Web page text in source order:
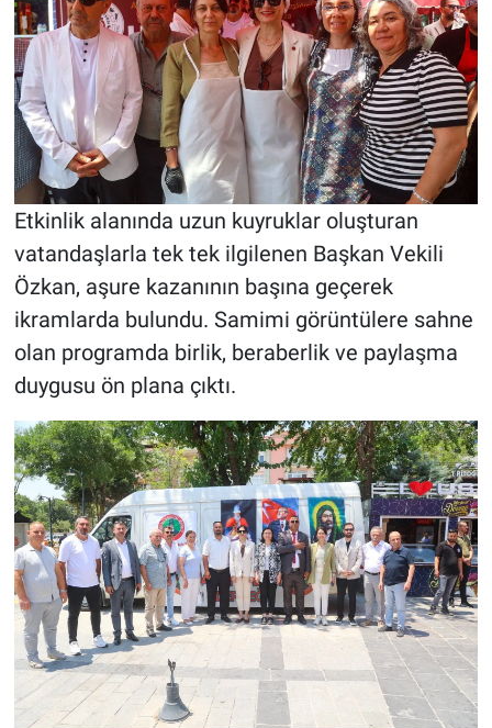
Etkinlik alanında uzun kuyruklar oluşturan
vatandaşlarla tek tek ilgilenen Başkan Vekili
Özkan, aşure kazanının başına geçerek
ikramlarda bulundu. Samimi görüntülere sahne
olan programda birlik, beraberlik ve paylaşma
duygusu ön plana çıktı.